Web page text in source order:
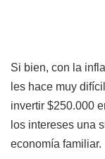
Si bien, con la
les hace muy
invertir $250.000
los intereses una
economía familiar.